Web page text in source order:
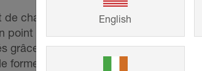
chaque chambre, appelées «
commun : dans les salles de
grâce au profilé Schlüter-
forme un angle sortant de forme
English